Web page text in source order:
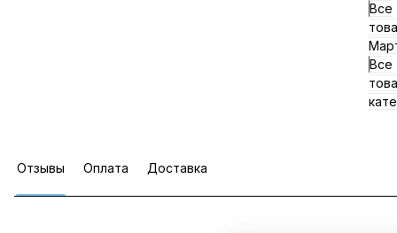
Все
Все
Отзывы Оплата Доставка